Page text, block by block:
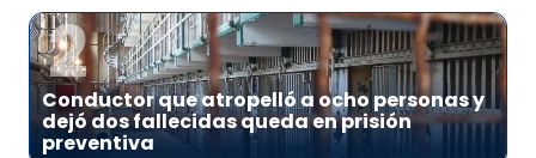
2
Conductor que atropelló a ocho personas y
dejó dos fallecidas queda en prisión
preventiva